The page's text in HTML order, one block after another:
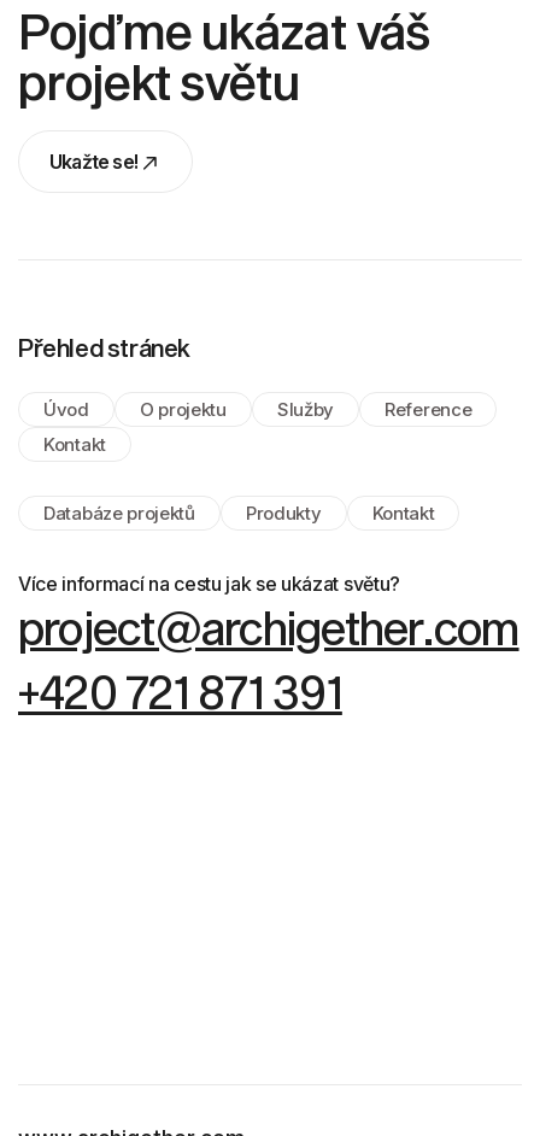
Pojďme ukázat váš
projekt světu
Ukažte se!
Přehled stránek
Úvod O projektu Služby
Reference
Kontakt
Databáze projektů Produkty Kontakt
Více informací na cestu jak se ukázat světu?
project@archigether.com
+420 721 871 391